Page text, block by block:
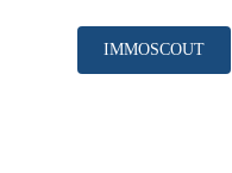
IMMOSCOUT